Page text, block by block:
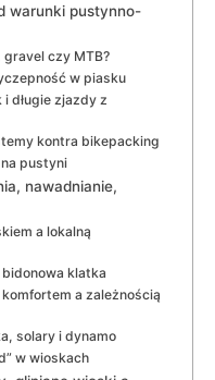
warunki pustynno-
czy MTB?
w piasku
długie zjazdy z
kontra bikepacking
pustyni
nawadnianie,
a lokalną
klatka
a zależnością
solary i dynamo
w wioskach